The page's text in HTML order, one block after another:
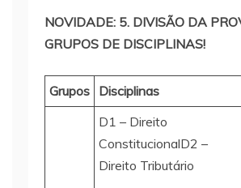
NOVIDADE: 5. DIVISÃO DA
GRUPOS DE DISCIPLINAS!
Grupos Disciplinas
D1 – Direito
ConstitucionalD2 –
Direito Tributário